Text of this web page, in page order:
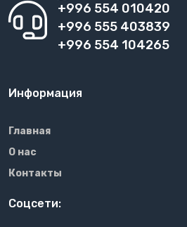
+996 554 010420
+996 555 403839
+996 554 104265
Информация
Главная
О нас
Контакты
Соцсети: